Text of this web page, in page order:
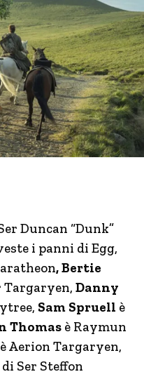
Duncan “Dunk”
i panni di Egg,
, Bertie
Targaryen, Danny
Sam Spruell è
Thomas è Raymun
è Aerion Targaryen,
Ser Steffon